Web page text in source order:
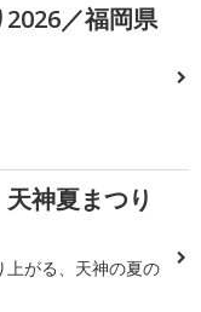
／福岡県
神夏まつり
上がる、天神の夏の